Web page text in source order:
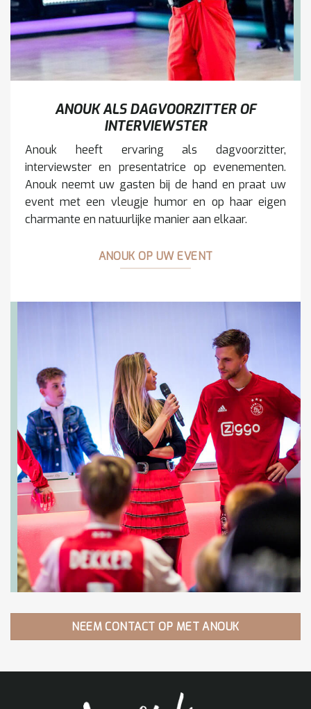
ANOUK ALS DAGVOORZITTER OF
INTERVIEWSTER
Anouk heeft ervaring als dagvoorzitter,
interviewster en presentatrice op evenementen.
Anouk neemt uw gasten bij de hand en praat uw
event met een vleugje humor en op haar eigen
charmante en natuurlijke manier aan elkaar.
ANOUK OP UW EVENT
NEEM CONTACT OP MET ANOUK